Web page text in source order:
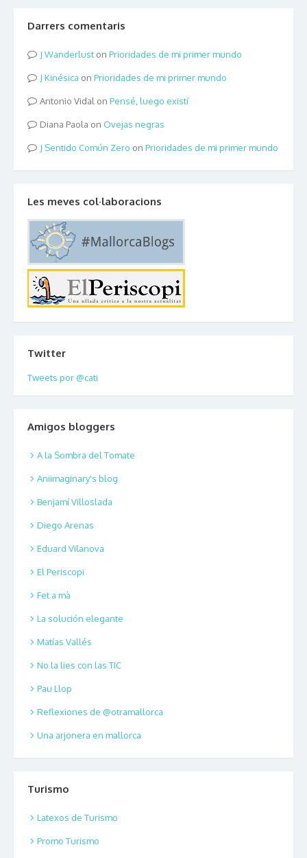
Darrers comentaris
Wanderluston Prioridades de mi primer mundo
Kinésica on Prioridades de mi primer mundo
Antonio Vidalon Pensé, luego existí
Diana Paola on Ovejas negras
Sentido Común Zero on Prioridades de mi primer mundo
Les meves col·laboracions
Twitter
Tweets por @cati
Amigos bloggers
A la Sombra del Tomate
Aniimaginary's blog
Benjamí Villoslada
Diego Arenas
Eduard Vilanova
El Periscopi
Fet a mà
La solución elegante
Matías Vallés
No la lies con las TIC
Pau Llop
Reflexiones de @otramallorca
Una arjonera en mallorca
Turismo
Latexos de Turismo
Promo Turismo